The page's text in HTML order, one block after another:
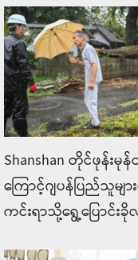
Shanshan တိုင်ဖုန်းမု
ကြောင့်ဂျပန်ပြည်သူမျာ
ကင်းရာသို့ရွေ့ပြောင်း